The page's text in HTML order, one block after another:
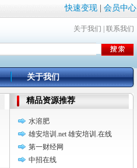
快速变现| 会员中心
关于我们 联系我们
关于我们
精品资源推荐
水溶肥
雄安培训.net 雄安培训.在线
第一财经网
中招在线